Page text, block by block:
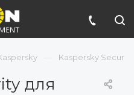
Kaspersky
для